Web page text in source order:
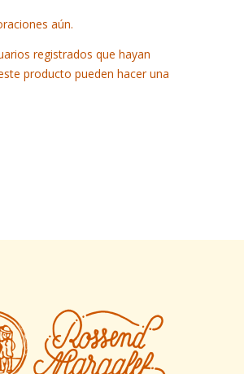
aún.
registrados que hayan
producto pueden hacer una